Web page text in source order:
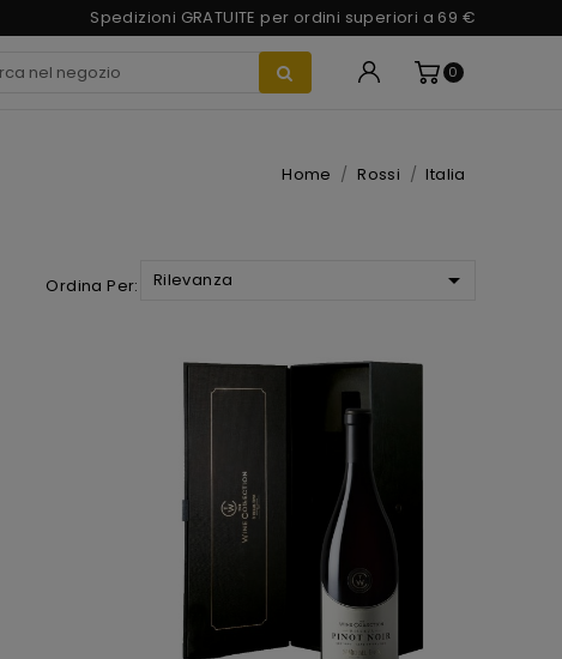
Spedizioni GRATUITE per ordini superiori a 69 €
0
Home Rossi Italia
Ordina Per: Rilevanza 